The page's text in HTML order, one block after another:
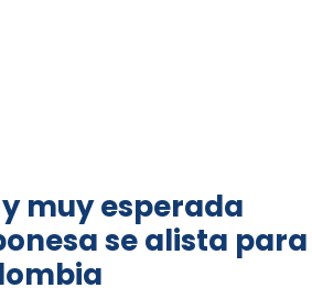
muy esperada
se alista para